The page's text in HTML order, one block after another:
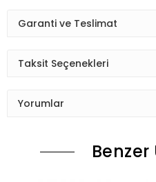
Garanti ve Teslimat
Taksit Seçenekleri
Yorumlar